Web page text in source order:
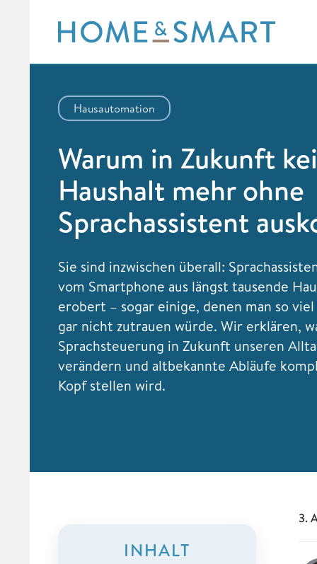
content
Hausautomation
Warum in Zukunft
Haushalt mehr ohne
Sprachassistent
Sie sind inzwischen überall:
vom Smartphone aus längst tausende
erobert – sogar einige, denen man so
gar nicht zutrauen würde. Wir erklären,
Sprachsteuerung in Zukunft unseren
verändern und altbekannte Abläufe
Kopf stellen wird.
INHALT
3.